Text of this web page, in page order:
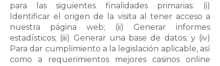
para las siguientes finalidades primarias: (i)
Identificar el origen de la visita al tener acceso a
nuestra página web; (ii) Generar informes
estadísticos; (iii) Generar una base de datos; y (iv)
Para dar cumplimiento a la legislación aplicable, así
como a requerimientos mejores casinos online